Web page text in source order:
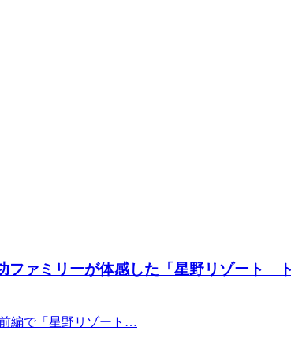
ファミリーが体感した「星野リゾート
編で「星野リゾート…